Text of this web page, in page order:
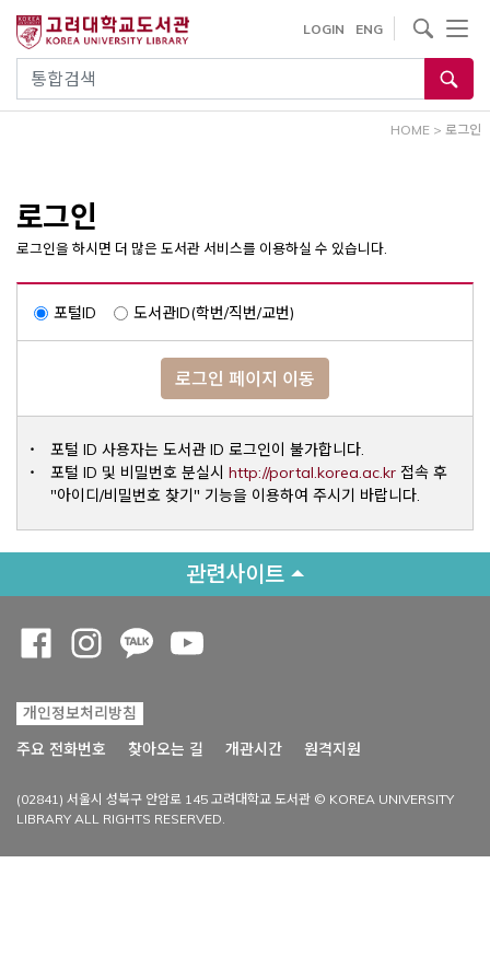
건
통합검색
LOGIN ENG
사이트내 검색
HOME > 로그인
로그인
로그인을 하시면 더 많은 도서관 서비스를 이용하실 수 있습니다.
포털ID 도서관ID(학번/직번/교번)
로그인 페이지 이동
포털 ID 사용자는 도서관 ID 로그인이 불가합니다.
포털 ID 및 비밀번호 분실시 http://portal.korea.ac.krOpens a
접속 후
"아이디/비밀번호 찾기" 기능을 이용하여 주시기 바랍니다.
관련사이트
개인정보처리방침
주요 전화번호
찾아오는 길 개관시간 원격지원
(02841) 서울시 성북구 안암로 145 고려대학교 도서관 © KOREA UNIVERSITY
LIBRARY ALL RIGHTS RESERVED.
Opens a new window
Opens a new window
Opens a new window